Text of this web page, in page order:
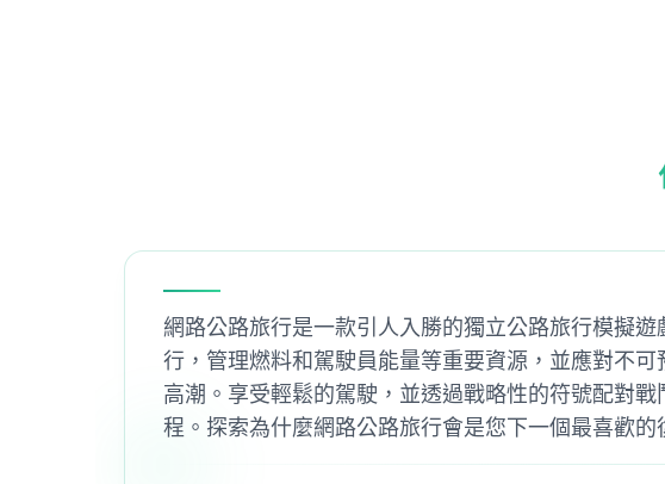
網路公路旅行是一款引人入勝的獨立公路旅行模擬
行，管理燃料和駕駛員能量等重要資源，並應對不
高潮。享受輕鬆的駕駛，並透過戰略性的符號配對
程。探索為什麼網路公路旅行會是您下一個最喜歡的